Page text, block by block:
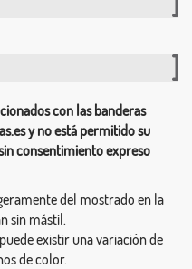
con las banderas
y no está permitido su
consentimiento expreso
del mostrado en la
sin mástil.
existir una variación de
de color.